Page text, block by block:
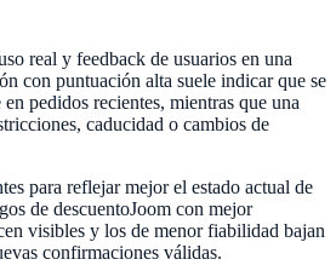
real y feedback de usuarios en una
con puntuación alta suele indicar que se
pedidos recientes, mientras que una
caducidad o cambios de
para reflejar mejor el estado actual de
de descuentoJoom con mejor
visibles y los de menor fiabilidad bajan
confirmaciones válidas.